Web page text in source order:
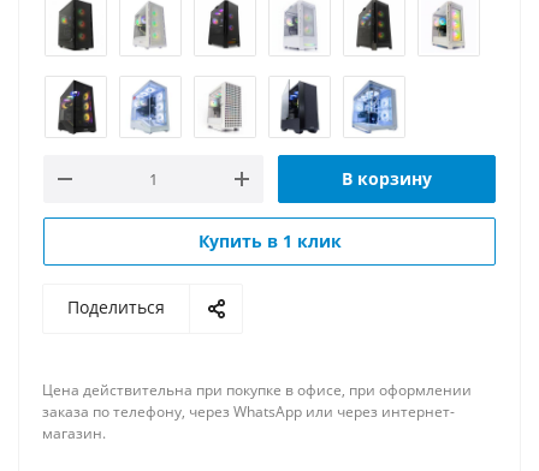
В корзину
Купить в 1 клик
Поделиться
Цена действительна при покупке в офисе, при оформлении
заказа по телефону, через WhatsApp или через интернет-
магазин.